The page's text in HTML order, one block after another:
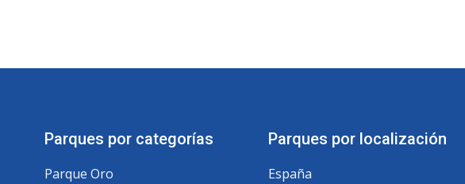
Parques por categorías
Parque Oro
Parques por localización
España